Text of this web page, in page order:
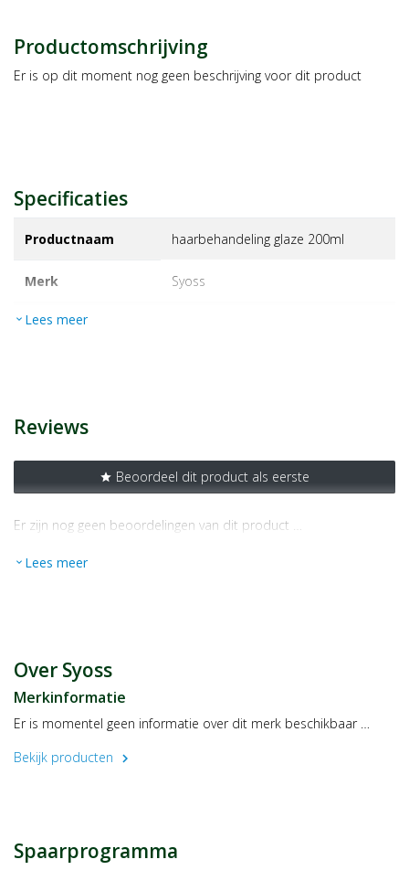
Productomschrijving
Er is op dit moment nog geen beschrijving voor dit product
Specificaties
Productnaam haarbehandeling glaze 200ml
Merk syoss
EAN
expand_more Lees meer
Reviews
star Beoordeel dit product als eerste
Er zijn nog geen beoordelingen van dit product …
expand_more Lees meer
Over Syoss
Merkinformatie
Er is momentel geen informatie over dit merk beschikbaar …
Bekijk producten
chevron_right
Spaarprogramma